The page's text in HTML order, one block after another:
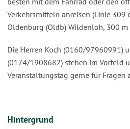
Verkehrsmitteln anreisen (Linie 309
Oldenburg (Oldb) Wildenloh, 300 m
Die Herren Koch (0160/97960991)
(0174/1908682) stehen im Vorfeld
Veranstaltungstag gerne für Fragen
Hintergrund